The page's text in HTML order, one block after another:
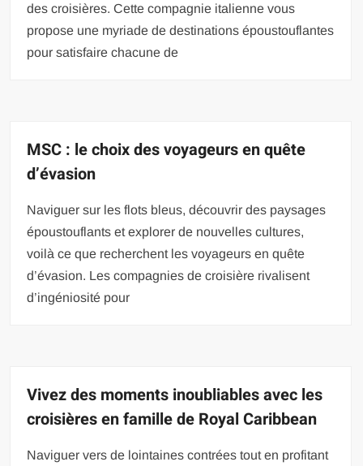
des croisières. Cette compagnie italienne vous
propose une myriade de destinations époustouflantes
pour satisfaire chacune de
MSC : le choix des voyageurs en quête
d’évasion
Naviguer sur les flots bleus, découvrir des paysages
époustouflants et explorer de nouvelles cultures,
voilà ce que recherchent les voyageurs en quête
d’évasion. Les compagnies de croisière rivalisent
d’ingéniosité pour
Vivez des moments inoubliables avec les
croisières en famille de Royal Caribbean
Naviguer vers de lointaines contrées tout en profitant